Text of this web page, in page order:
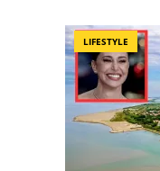
LIFESTYLE